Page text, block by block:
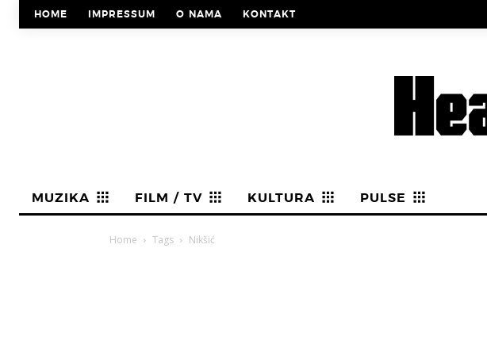
HOME IMPRESSUM O NAMA KONTAKT
MUZIKA FILM / TV KULTURA PULSE
Home Tags Nikšić